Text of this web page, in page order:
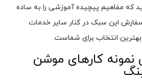
که مفاهیم پیچیده آموزشی را به ساده
این سبک در کنار سایر خدمات
انتخاب برای شماست.
نمونه کارهای موشن